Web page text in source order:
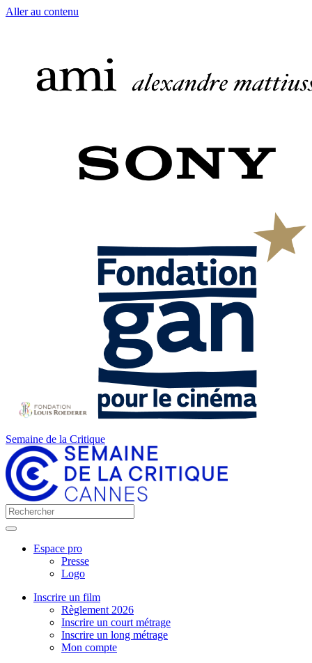
Aller au contenu
Semaine de la Critique
Espace pro
Presse
Logo
Inscrire un film
Règlement 2026
Inscrire un court métrage
Inscrire un long métrage
Mon compte